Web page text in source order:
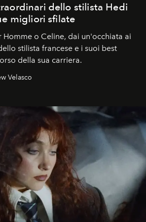
dello stilista Hedi
migliori sfilate
Homme o Celine, dai un'occhiata ai
stilista francese e i suoi best
della sua carriera.
Velasco